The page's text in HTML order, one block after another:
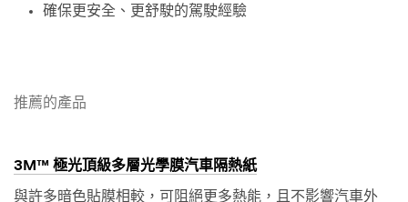
確保更安全、更舒駛的駕駛經驗
推薦的產品
3M™ 極光頂級多層光學膜汽車隔熱紙
與許多暗色貼膜相較，可阻絕更多熱能，且不影響汽車外